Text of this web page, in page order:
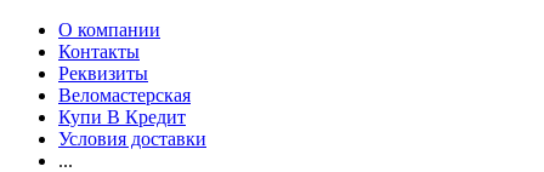
О компании
Контакты
Реквизиты
Веломастерская
Купи В Кредит
Условия доставки
...